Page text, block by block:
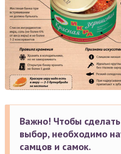
Важно! Чтобы
выбор, необходимо
самцов и самок.